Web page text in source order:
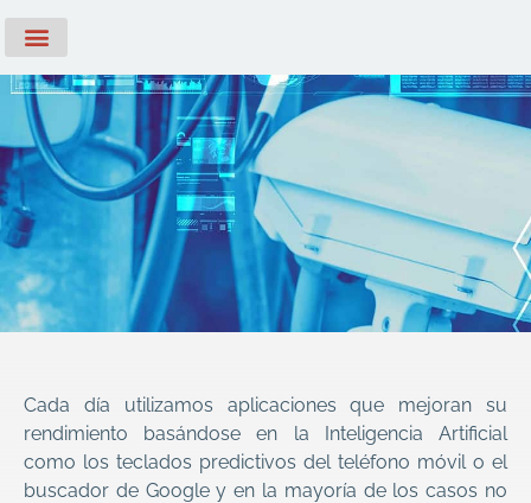
Cada día utilizamos aplicaciones que mejoran su
rendimiento basándose en la Inteligencia Artificial
como los teclados predictivos del teléfono móvil o el
buscador de Google y en la mayoría de los casos no